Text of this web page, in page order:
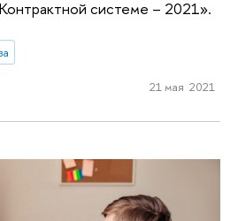
системе – 2021».
21 мая 2021